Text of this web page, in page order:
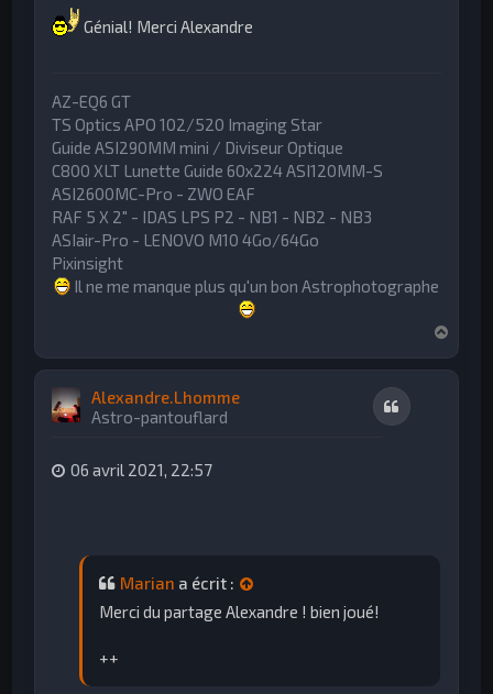
Génial! Merci Alexandre
AZ-EQ6 GT
TS Optics APO 102/520 Imaging Star
Guide ASI290MM mini / Diviseur Optique
C800 XLT Lunette Guide 60x224 ASI120MM-S
ASI2600MC-Pro - ZWO EAF
RAF 5 X 2" - IDAS LPS P2 - NB1 - NB2 - NB3
ASIair-Pro - LENOVO M10 4Go/64Go
Pixinsight
Il ne me manque plus qu'un bon Astrophotographe
a
u
Alexandre.Lhomme
Astro-pantouflard
Citation
06 avril 2021, 22:57
Marian a écrit :
Merci du partage Alexandre ! bien joué!
++